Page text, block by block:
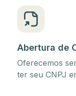
Abertura de
Oferecemos
ter seu CNPJ